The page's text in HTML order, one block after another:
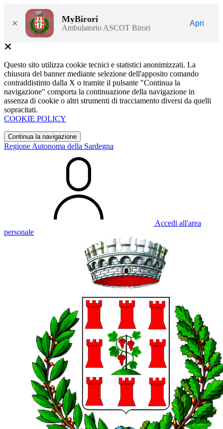
× MyBirori
Ambulatorio ASCOT Birori
Apri
Questo sito utilizza cookie tecnici e statistici anonimizzati. La
chiusura del banner mediante selezione dell'apposito comando
contraddistinto dalla X o tramite il pulsante "Continua la
navigazione" comporta la continuazione della navigazione in
assenza di cookie o altri strumenti di tracciamento diversi da quelli
sopracitati.
COOKIE POLICY
Continua la navigazione
Regione Autonoma della Sardegna
Accedi all'area
personale